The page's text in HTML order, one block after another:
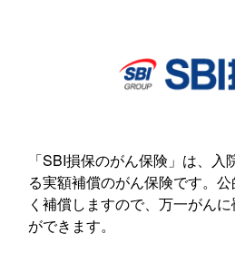
「SBI損保のがん保険」は、
る実額補償のがん保険です。
く補償しますので、万一がん
ができます。